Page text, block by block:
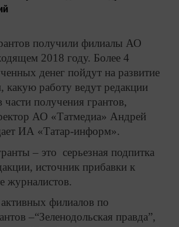
получили филиалы АО
2018 году. Более 4
денег пойдут на развитие
какую работу ведут редакции
части получения грантов,
АО «Татмедиа» Андрей
ИА «Татар-информ».
– это серьезная подпитка
источник прибавки к
журналистов.
филиалов по
–“Зеленодольская правда”,